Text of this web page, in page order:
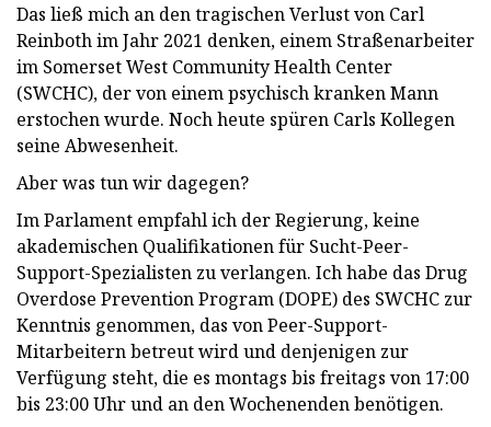
Das ließ mich an den tragischen Verlust von Carl
Reinboth im Jahr 2021 denken, einem Straßenarbeiter
im Somerset West Community Health Center
(SWCHC), der von einem psychisch kranken Mann
erstochen wurde. Noch heute spüren Carls Kollegen
seine Abwesenheit.
Aber was tun wir dagegen?
Im Parlament empfahl ich der Regierung, keine
akademischen Qualifikationen für Sucht-Peer-
Support-Spezialisten zu verlangen. Ich habe das Drug
Overdose Prevention Program (DOPE) des SWCHC zur
Kenntnis genommen, das von Peer-Support-
Mitarbeitern betreut wird und denjenigen zur
Verfügung steht, die es montags bis freitags von 17:00
bis 23:00 Uhr und an den Wochenenden benötigen.